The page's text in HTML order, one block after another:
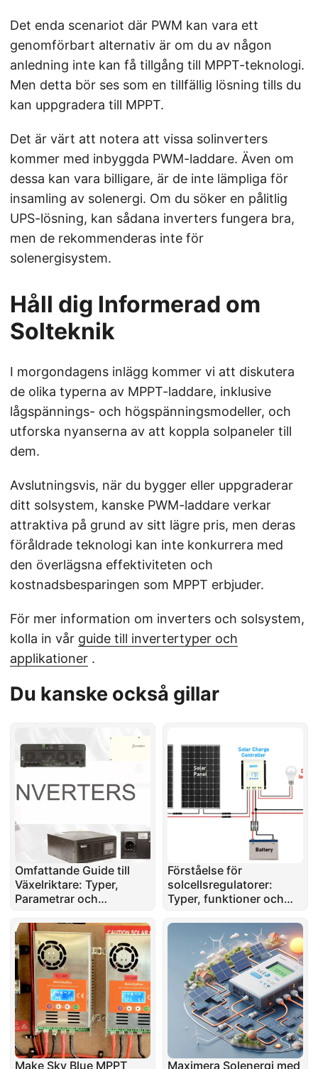
Det enda scenariot där PWM kan vara ett
genomförbart alternativ är om du av någon
anledning inte kan få tillgång till MPPT-teknologi.
Men detta bör ses som en tillfällig lösning tills du
kan uppgradera till MPPT.
Det är värt att notera att vissa solinverters
kommer med inbyggda PWM-laddare. Även om
dessa kan vara billigare, är de inte lämpliga för
insamling av solenergi. Om du söker en pålitlig
UPS-lösning, kan sådana inverters fungera bra,
men de rekommenderas inte för
solenergisystem.
Håll dig Informerad om
Solteknik
I morgondagens inlägg kommer vi att diskutera
de olika typerna av MPPT-laddare, inklusive
lågspännings- och högspänningsmodeller, och
utforska nyanserna av att koppla solpaneler till
dem.
Avslutningsvis, när du bygger eller uppgraderar
ditt solsystem, kanske PWM-laddare verkar
attraktiva på grund av sitt lägre pris, men deras
föråldrade teknologi kan inte konkurrera med
den överlägsna effektiviteten och
kostnadsbesparingen som MPPT erbjuder.
För mer information om inverters och solsystem,
kolla in vår guide till invertertyper och
applikationer .
Du kanske också gillar
Omfattande Guide till
Växelriktare: Typer,
Parametrar och
Förståelse för
solcellsregulatorer:
Typer, funktioner och
Make Sky Blue MPPT Maximera Solenergi med